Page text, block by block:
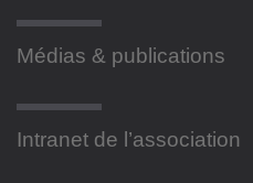
Médias & publications
Intranet de l’association